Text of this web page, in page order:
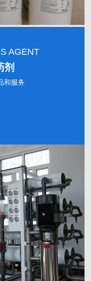
AGENT
剂
和服务